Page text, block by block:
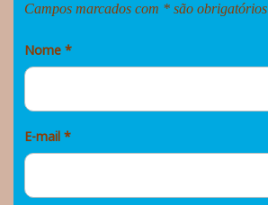
Campos marcados com * são obrigatórios
Nome *
E-mail *